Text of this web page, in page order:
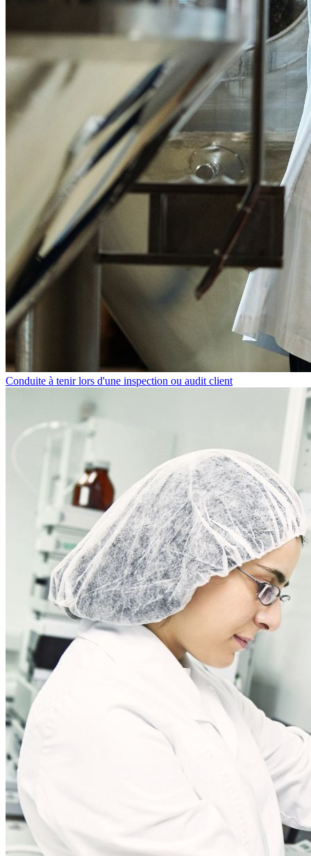
Conduite à tenir lors d'une inspection ou audit client